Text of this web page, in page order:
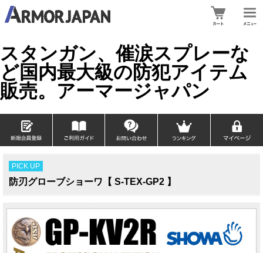
スタンガン、催涙スプレーな
ど国内最大級の防犯アイテム
販売。アーマージャパン
PICK UP
防刃グローブショーワ【 S-TEX-GP2 】